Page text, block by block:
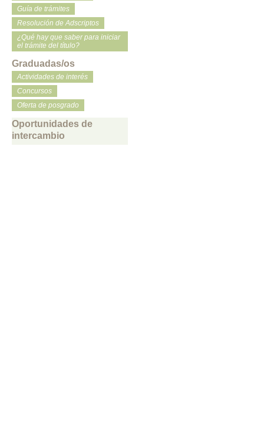
Guía de trámites
Resolución de Adscriptos
¿Qué hay que saber para iniciar
el trámite del título?
Graduadas/os
Actividades de interés
Concursos
Oferta de posgrado
Oportunidades de
intercambio